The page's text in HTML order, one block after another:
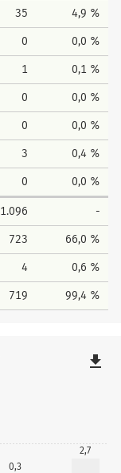
35 4,9 %
0 0,0 %
1 0,1 %
0 0,0 %
0 0,0 %
3 0,4 %
0 0,0 %
1.096 -
723 66,0 %
4 0,6 %
719 99,4 %
0,3
2,7
file_download